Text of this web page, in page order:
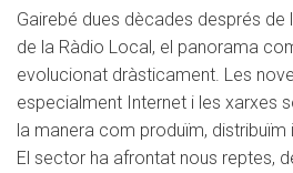
Gairebé dues dècades després de
de la Ràdio Local, el panorama
evolucionat dràsticament. Les
especialment Internet i les xarxes
la manera com produïm, distribuïm
El sector ha afrontat nous reptes,